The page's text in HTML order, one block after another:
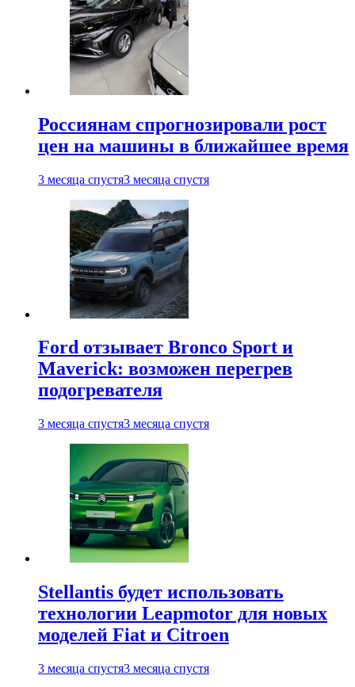
Россиянам спрогнозировали рост
цен на машины в ближайшее время
3 месяца спустя3 месяца спустя
Ford отзывает Bronco Sport и
Maverick: возможен перегрев
подогревателя
3 месяца спустя3 месяца спустя
Stellantis будет использовать
технологии Leapmotor для новых
моделей Fiat и Citroen
3 месяца спустя3 месяца спустя